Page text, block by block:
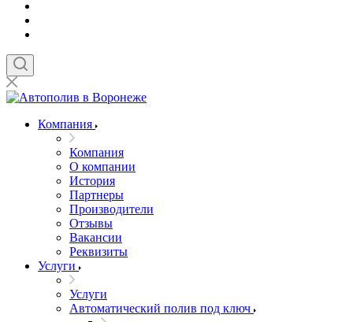
Компания
Компания
О компании
История
Партнеры
Производители
Отзывы
Вакансии
Реквизиты
Услуги
Услуги
Автоматический полив под ключ